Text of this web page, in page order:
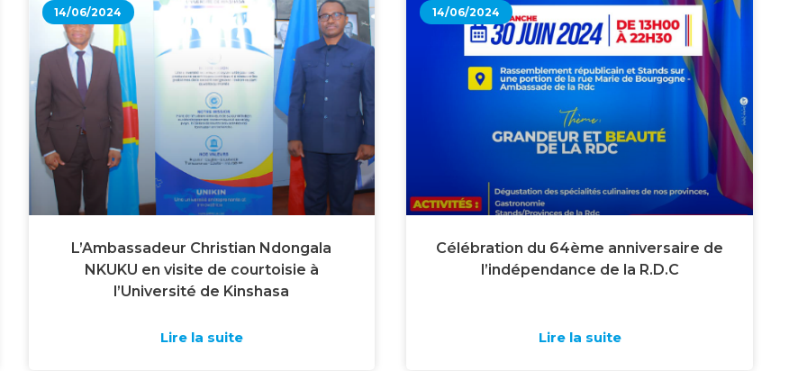
L’Ambassadeur Christian Ndongala
NKUKU en visite de courtoisie à
l’Université de Kinshasa
Lire la suite
14/06/2024
Célébration du 64ème anniversaire de
l’indépendance de la R.D.C
Lire la suite
14/06/2024